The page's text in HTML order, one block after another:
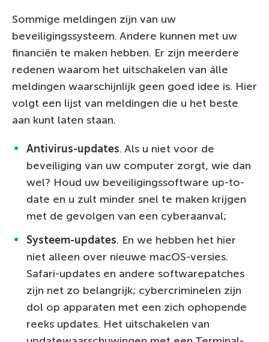
Sommige meldingen zijn van uw
beveiligingssysteem. Andere kunnen met uw
financiën te maken hebben. Er zijn meerdere
redenen waarom het uitschakelen van álle
meldingen waarschijnlijk geen goed idee is. Hier
volgt een lijst van meldingen die u het beste
aan kunt laten staan.
Antivirus-updates. Als u niet voor de
beveiliging van uw computer zorgt, wie dan
wel? Houd uw beveiligingssoftware up-to-
date en u zult minder snel te maken krijgen
met de gevolgen van een cyberaanval;
Systeem-updates. En we hebben het hier
niet alleen over nieuwe macOS-versies.
Safari-updates en andere softwarepatches
zijn net zo belangrijk; cybercriminelen zijn
dol op apparaten met een zich ophopende
reeks updates. Het uitschakelen van